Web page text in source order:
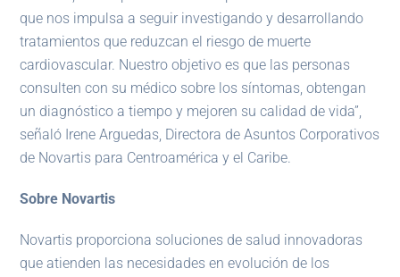
que nos impulsa a seguir investigando y desarrollando
tratamientos que reduzcan el riesgo de muerte
cardiovascular. Nuestro objetivo es que las personas
consulten con su médico sobre los síntomas, obtengan
un diagnóstico a tiempo y mejoren su calidad de vida”,
señaló Irene Arguedas, Directora de Asuntos Corporativos
de Novartis para Centroamérica y el Caribe.
Sobre Novartis
Novartis proporciona soluciones de salud innovadoras
que atienden las necesidades en evolución de los